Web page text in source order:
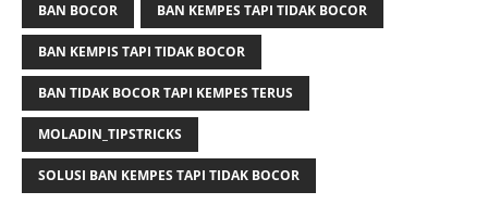
BAN BOCOR BAN KEMPES TAPI TIDAK BOCOR
BAN KEMPIS TAPI TIDAK BOCOR
BAN TIDAK BOCOR TAPI KEMPES TERUS
MOLADIN_TIPSTRICKS
SOLUSI BAN KEMPES TAPI TIDAK BOCOR